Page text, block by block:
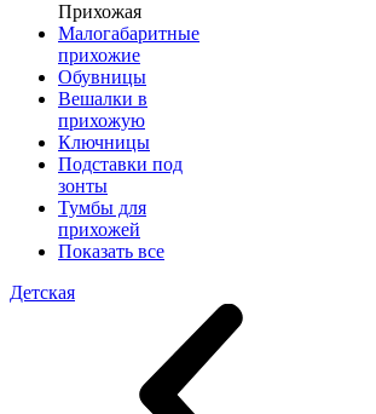
Прихожая
Малогабаритные
прихожие
Обувницы
Вешалки в
прихожую
Ключницы
Подставки под
зонты
Тумбы для
прихожей
Показать все
Детская